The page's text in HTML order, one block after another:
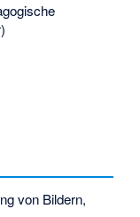
von Bildern,